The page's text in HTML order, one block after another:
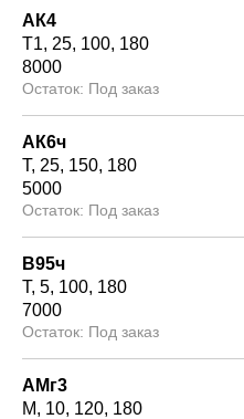
АК4
Т1 25 100 180
8000
Под заказ
АК6ч
Т 25 150 180
5000
Под заказ
В95ч
Т 5 100 180
7000
Под заказ
АМг3
М
10 120 180